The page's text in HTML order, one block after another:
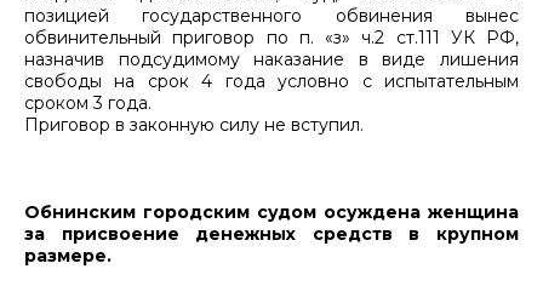
позицией государственного обвинения вынес
обвинительный приговор по п. «з» ч.2 ст.111 УК РФ,
назначив подсудимому наказание в виде лишения
свободы на срок 4 года условно с испытательным
сроком 3 года.
Приговор в законную силу не вступил.
Обнинским городским судом осуждена женщина
за присвоение денежных средств в крупном
размере.